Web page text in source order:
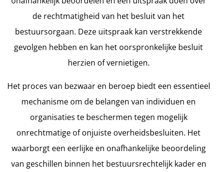
de rechtmatigheid van het besluit van het
bestuursorgaan. Deze uitspraak kan verstrekkende
gevolgen hebben en kan het oorspronkelijke besluit
herzien of vernietigen.
Het proces van bezwaar en beroep biedt een essentieel
mechanisme om de belangen van individuen en
organisaties te beschermen tegen mogelijk
onrechtmatige of onjuiste overheidsbesluiten. Het
waarborgt een eerlijke en onafhankelijke beoordeling
van geschillen binnen het bestuursrechtelijk kader en